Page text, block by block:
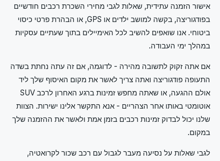
אישור הזמנה עתידית, שאלות לגבי מחירי השכרת רכבים חודשיים
בפודגוריצה, בקשה למושב ילדים או GPS, או הבהרת פרטי כיסוי
ביטוחי. אנו שואפים להשיב לכל האימיילים בתוך שעתיים עסקיות
במהלך ימי העבודה.
אם אתה זקוק לתשובה מהירה - לדוגמה, אם זה עתה נחתת בשדה
התעופה פודגוריצה ואתה צריך לאשר את מקום האיסוף שלך ליד
אולם ההגעה, או שאתה מחפש זמינות ברגע האחרון לרכב SUV
אוטומטי באותו אחר הצהריים - אנא התקשר אלינו ישירות. הצוות
שלנו יכול לבדוק זמינות רכבים בזמן אמת ולאשר את ההזמנה שלך
במקום.
לגבי שאלות על נסיעה מעבר לגבול עם רכב שכור לקרואטיה,